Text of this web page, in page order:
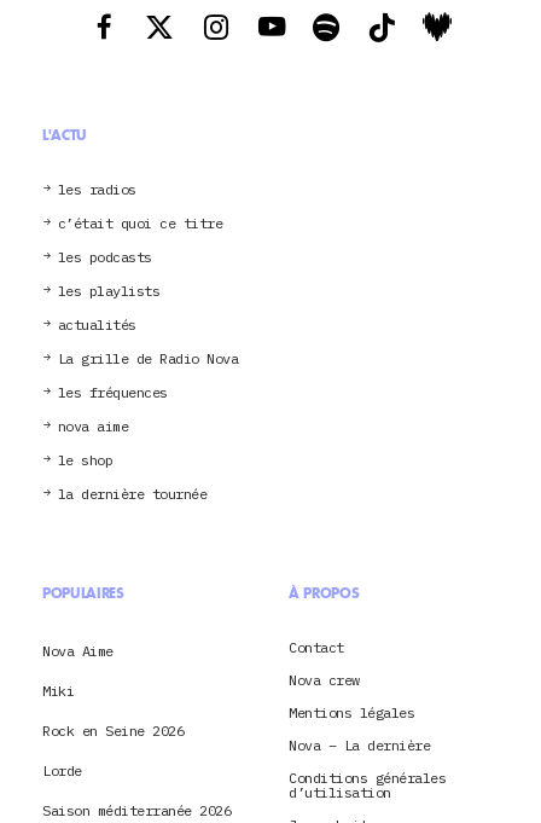
L'ACTU
les radios
c’était quoi ce titre
les podcasts
les playlists
actualités
La grille de Radio Nova
les fréquences
nova aime
le shop
la dernière tournée
POPULAIRES
Nova Aime
Miki
Rock en Seine 2026
Lorde
Saison méditerranée 2026
À PROPOS
Contact
Nova crew
Mentions légales
Nova – La dernière
Conditions générales
d’utilisation